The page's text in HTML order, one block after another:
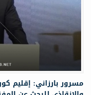
مسرور بارزاني: إقليم